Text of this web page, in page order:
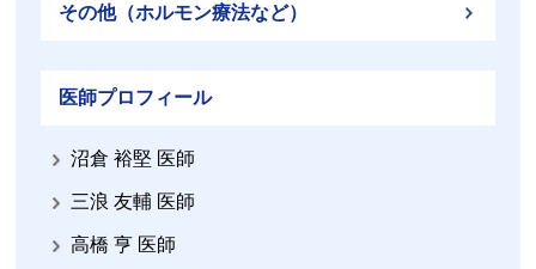
その他（ホルモン療法など）
医師プロフィール
沼倉 裕堅 医師
三浪 友輔 医師
高橋 亨 医師